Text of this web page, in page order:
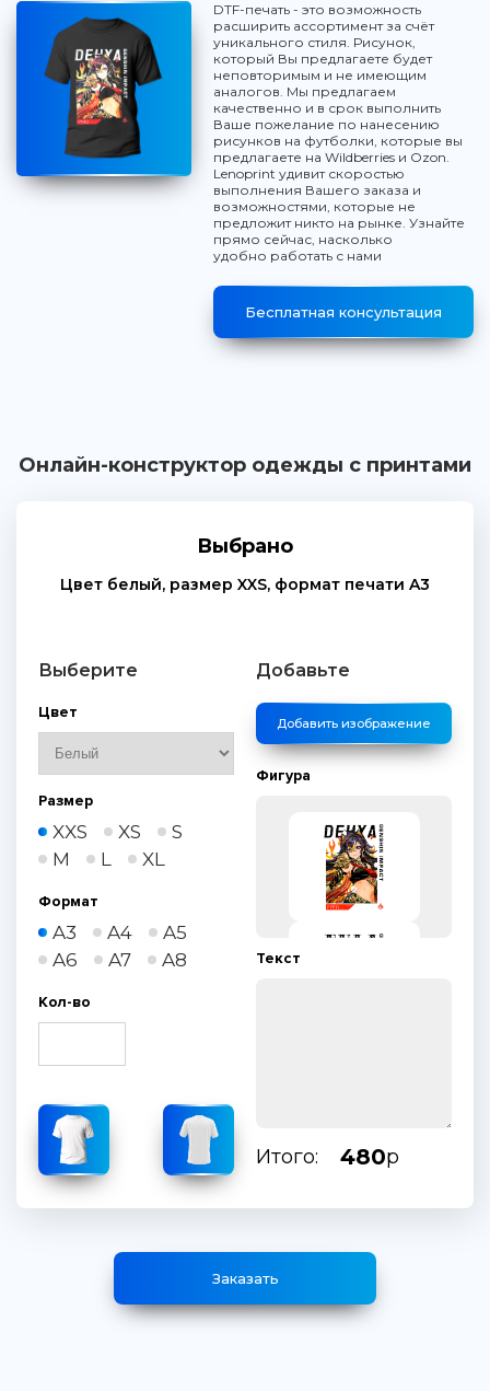
DTF-печать - это возможность
расширить ассортимент за счёт
уникального стиля. Рисунок,
который Вы предлагаете будет
неповторимым и не имеющим
аналогов. Мы предлагаем
качественно и в срок выполнить
Ваше пожелание по нанесению
рисунков на футболки, которые вы
предлагаете на Wildberries и Ozon.
Lenoprint удивит скоростью
выполнения Вашего заказа и
возможностями, которые не
предложит никто на рынке. Узнайте
прямо сейчас, насколько
удобно работать с нами
Бесплатная консультация
Онлайн-конструктор одежды с принтами
Выбрано
Цвет белый, размер XXS, формат печати A3
Выберите
Цвет
Размер
XXS XS
S
M
L XL
Формат
A3 A4
A5
A6
A7 A8
Кол-во
Добавьте
Добавить изображение
Фигура
Текст
Итого: 480р